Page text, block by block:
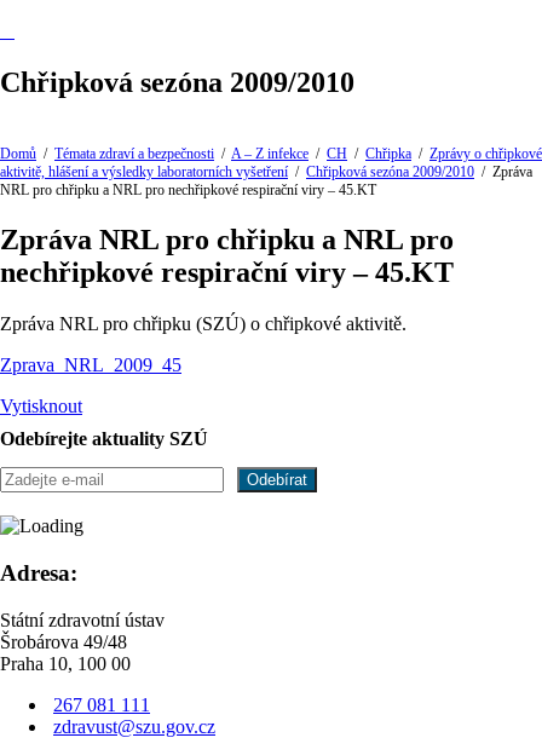
Chřipková sezóna 2009/2010
Domů / Témata zdraví a bezpečnosti / A – Z infekce / CH / Chřipka / Zprávy o chřipkové
aktivitě, hlášení a výsledky laboratorních vyšetření / Chřipková sezóna 2009/2010 / Zpráva
NRL pro chřipku a NRL pro nechřipkové respirační viry – 45.KT
Zpráva NRL pro chřipku a NRL pro
nechřipkové respirační viry – 45.KT
Zpráva NRL pro chřipku (SZÚ) o chřipkové aktivitě.
Zprava_NRL_2009_45
Vytisknout
Odebírejte aktuality SZÚ
Adresa:
Státní zdravotní ústav
Šrobárova 49/48
Praha 10, 100 00
267 081 111
zdravust@szu.gov.cz